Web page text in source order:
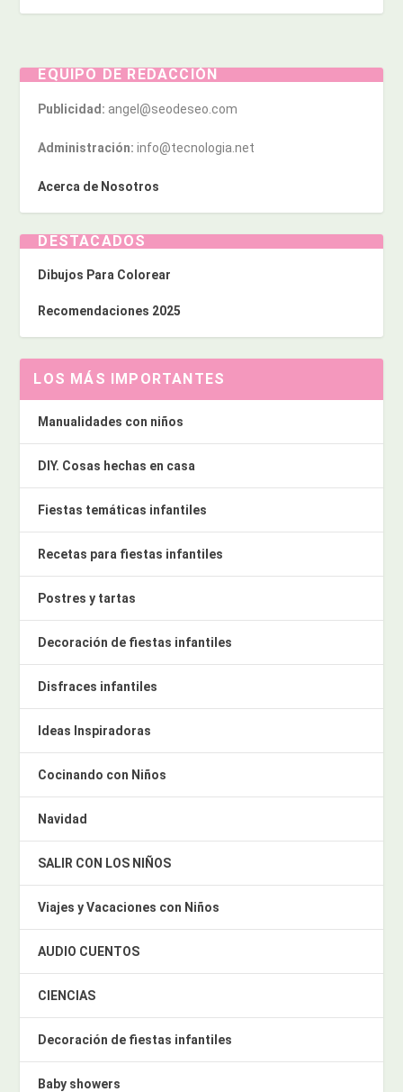
EQUIPO DE REDACCIÓN
Publicidad: angel@seodeseo.com
Administración: info@tecnologia.net
Acerca de Nosotros
DESTACADOS
Dibujos Para Colorear
Recomendaciones 2025
LOS MÁS IMPORTANTES
Manualidades con niños
DIY. Cosas hechas en casa
Fiestas temáticas infantiles
Recetas para fiestas infantiles
Postres y tartas
Decoración de fiestas infantiles
Disfraces infantiles
Ideas Inspiradoras
Cocinando con Niños
Navidad
SALIR CON LOS NIÑOS
Viajes y Vacaciones con Niños
AUDIO CUENTOS
CIENCIAS
Decoración de fiestas infantiles
Baby showers